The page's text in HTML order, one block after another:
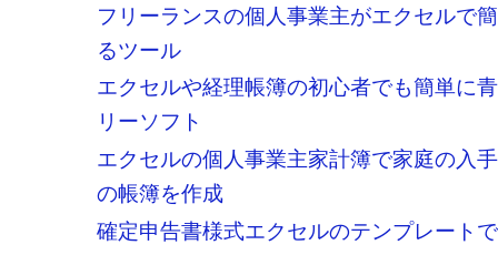
フリーランスの個人事業主がエクセルで
るツール
エクセルや経理帳簿の初心者でも簡単に
リーソフト
エクセルの個人事業主家計簿で家庭の入
の帳簿を作成
確定申告書様式エクセルのテンプレート